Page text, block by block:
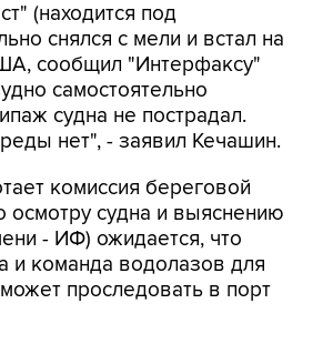
(находится под
снялся с мели и встал на
сообщил "Интерфаксу"
самостоятельно
судна не пострадал.
нет", - заявил Кечашин.
комиссия береговой
судна и выяснению
- ИФ) ожидается, что
и команда водолазов для
проследовать в порт